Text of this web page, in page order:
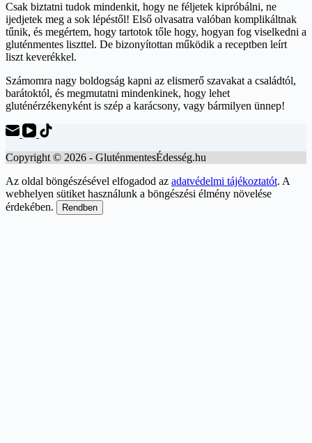
Csak biztatni tudok mindenkit, hogy ne féljetek kipróbálni, ne
ijedjetek meg a sok lépéstől! Első olvasatra valóban komplikáltnak
tűnik, és megértem, hogy tartotok tőle hogy, hogyan fog viselkedni a
gluténmentes liszttel. De bizonyítottan működik a receptben leírt
liszt keverékkel.
Számomra nagy boldogság kapni az elismerő szavakat a családtól,
barátoktól, és megmutatni mindenkinek, hogy lehet
gluténérzékenyként is szép a karácsony, vagy bármilyen ünnep!
Copyright © 2026 - GluténmentesÉdesség.hu
Az oldal böngészésével elfogadod az adatvédelmi tájékoztatót. A
webhelyen sütiket használunk a böngészési élmény növelése
érdekében.
Rendben